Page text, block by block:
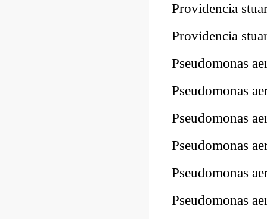
Providencia
Providencia
Pseudomonas
Pseudomonas
Pseudomonas
Pseudomonas
Pseudomonas
Pseudomonas